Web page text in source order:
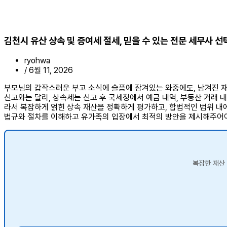
김천시 유산 상속 및 증여세 절세, 믿을 수 있는 전문 세무사 선
ryohwa
/ 6월 11, 2026
부모님의 갑작스러운 부고 소식에 슬픔에 잠겨있는 와중에도, 남겨진
신고와는 달리, 상속세는 신고 후 국세청에서 예금 내역, 부동산 거래
라서 복잡하게 얽힌 상속 재산을 정확하게 평가하고, 합법적인 범위
법규와 절차를 이해하고 유가족의 입장에서 최적의 방안을 제시해주어
복잡한 재